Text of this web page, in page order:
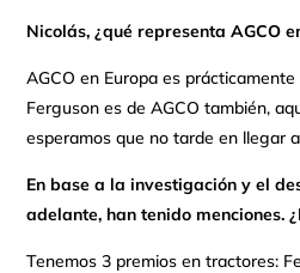
Nicolás, ¿qué representa AGCO
AGCO en Europa es prácticamente
Ferguson es de AGCO también,
esperamos que no tarde en llegar
En base a la investigación y el
adelante, han tenido menciones.
Tenemos 3 premios en tractores: